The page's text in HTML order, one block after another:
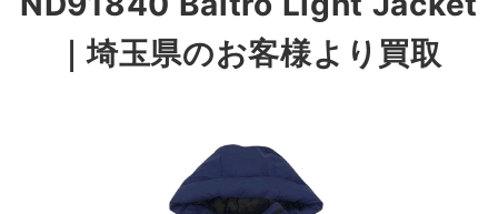
｜埼玉県のお客様より買取